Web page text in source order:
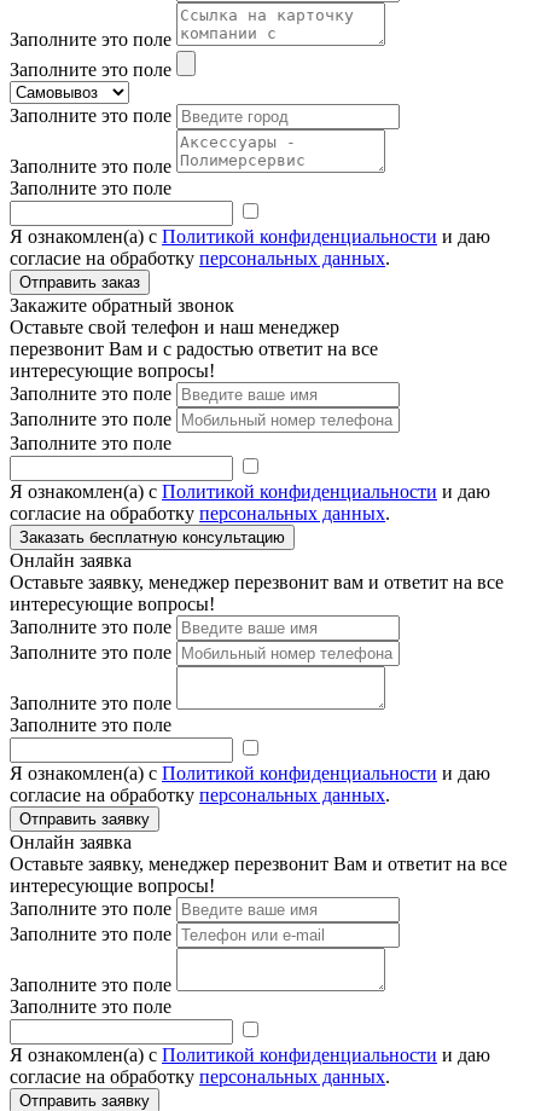
Заполните это поле
Заполните это поле
Заполните это поле
Заполните это поле
Заполните это поле
Я ознакомлен(а) с Политикой конфиденциальности и даю
согласие на обработку персональных данных.
Закажите обратный звонок
Оставьте свой телефон и наш менеджер
перезвонит Вам и с радостью ответит на все
интересующие вопросы!
Заполните это поле
Заполните это поле
Заполните это поле
Я ознакомлен(а) с Политикой конфиденциальности и даю
согласие на обработку персональных данных.
Онлайн заявка
Оставьте заявку, менеджер перезвонит вам и ответит на все
интересующие вопросы!
Заполните это поле
Заполните это поле
Заполните это поле
Заполните это поле
Я ознакомлен(а) с Политикой конфиденциальности и даю
согласие на обработку персональных данных.
Онлайн заявка
Оставьте заявку, менеджер перезвонит Вам и ответит на все
интересующие вопросы!
Заполните это поле
Заполните это поле
Заполните это поле
Заполните это поле
Я ознакомлен(а) с Политикой конфиденциальности и даю
согласие на обработку персональных данных.